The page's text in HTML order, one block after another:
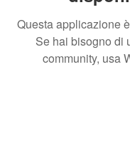
Questa applicazione
Se hai bisogno di
community, usa